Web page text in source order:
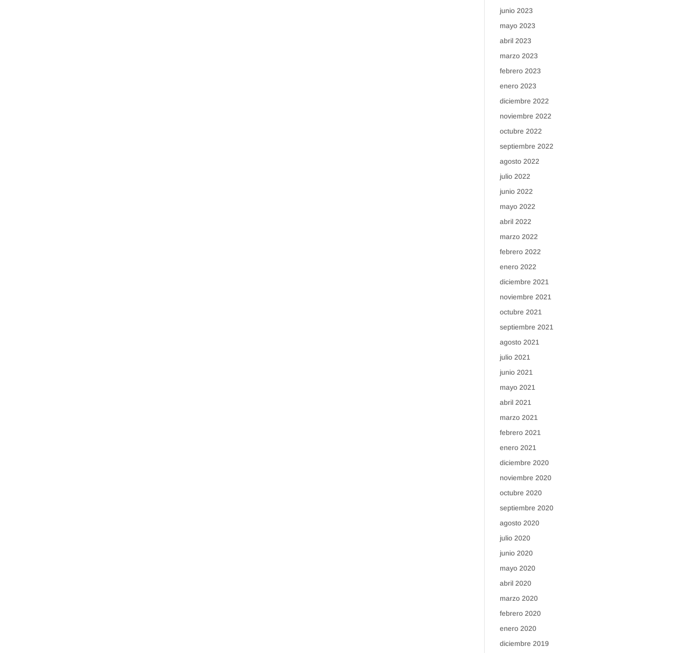
junio 2023
mayo 2023
abril 2023
marzo 2023
febrero 2023
enero 2023
diciembre 2022
noviembre 2022
octubre 2022
septiembre 2022
agosto 2022
julio 2022
junio 2022
mayo 2022
abril 2022
marzo 2022
febrero 2022
enero 2022
diciembre 2021
noviembre 2021
octubre 2021
septiembre 2021
agosto 2021
julio 2021
junio 2021
mayo 2021
abril 2021
marzo 2021
febrero 2021
enero 2021
diciembre 2020
noviembre 2020
octubre 2020
septiembre 2020
agosto 2020
julio 2020
junio 2020
mayo 2020
abril 2020
marzo 2020
febrero 2020
enero 2020
diciembre 2019